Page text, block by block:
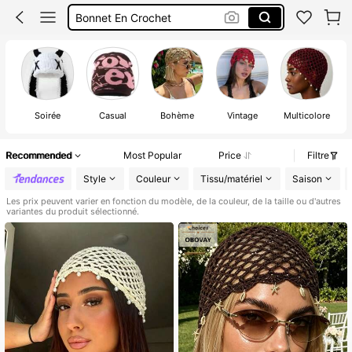
Bonnet En Crochet
Bonnet Crochet
Soirée Casual Bohème Vintage Multicolore
Recommended Most Popular Price
Filtre
Style
Couleur Tissu/matériel Saison
Les prix peuvent varier en fonction du modèle, de la couleur, de la taille ou d'autres
variantes du produit sélectionné.